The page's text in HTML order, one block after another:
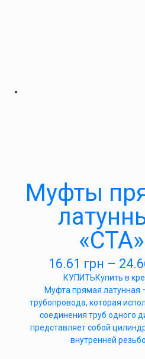
Муфты
«СТА»
16.61 грн –
КУПИТЬКупить в
Муфта прямая латунная
трубопровода, которая
соединения труб одного
представляет собой
внутренней